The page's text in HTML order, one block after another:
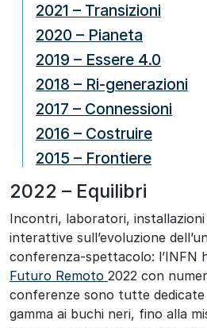
2021 – Transizioni
2020 – Pianeta
2019 – Essere 4.0
2018 – Ri-generazioni
2017 – Connessioni
2016 – Costruire
2015 – Frontiere
2022 – Equilibri
Incontri, laboratori, installazioni
interattive sull’evoluzione
conferenza-spettacolo: l’INFN
Futuro Remoto 2022 con
conferenze sono tutte dedicate
gamma ai buchi neri, fino alla